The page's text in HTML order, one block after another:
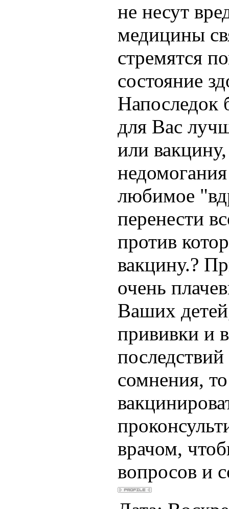
не несут
медицины
стремятся
состояние
Напоследок
для Вас
или
любимое
перенести
против
вакцину.?
очень
Ваших
прививки и
сомнения,
врачом,
вопросов и